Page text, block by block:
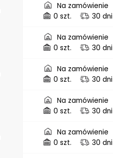
Na zamówienie
0 szt.
30 dni
Na zamówienie
0 szt.
30 dni
Na zamówienie
0 szt.
30 dni
Na zamówienie
0 szt.
30 dni
Na zamówienie
0 szt.
30 dni